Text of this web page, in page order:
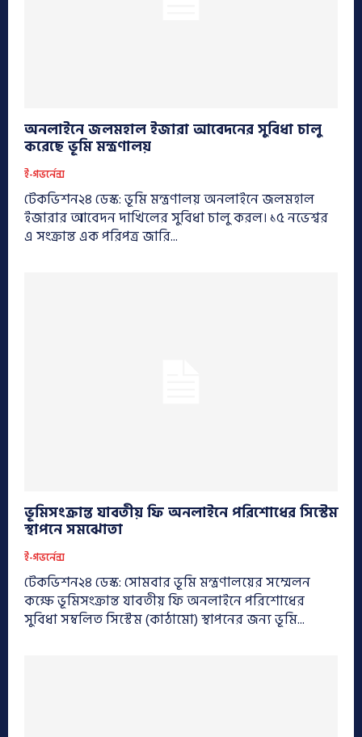
অনলাইনে জলমহাল ইজারা আবেদনের সুবিধা চালু
করেছে ভূমি মন্ত্রণালয়
ই-গভর্নেন্স
টেকভিশন২৪ ডেস্ক: ভূমি মন্ত্রণালয় অনলাইনে জলমহাল
ইজারার আবেদন দাখিলের সুবিধা চালু করল। ১৫ নভেশ্বর
এ সংক্রান্ত এক পরিপত্র জারি...
ভূমিসংক্রান্ত যাবতীয় ফি অনলাইনে পরিশোধের সিস্টেম
স্থাপনে সমঝোতা
ই-গভর্নেন্স
টেকভিশন২৪ ডেস্ক: সোমবার ভূমি মন্ত্রণালয়ের সম্মেলন
কক্ষে ভূমিসংক্রান্ত যাবতীয় ফি অনলাইনে পরিশোধের
সুবিধা সম্বলিত সিস্টেম (কাঠামো) স্থাপনের জন্য ভূমি...